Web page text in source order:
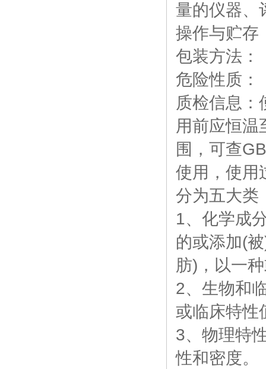
量的仪器、
操作与贮存
包装方法：
危险性质：
质检信息
用前应恒
围，可查
使用，使用
分为五大类
1、化学成
的或添加(
肪)，以一
2、生物和
或临床特性
3、物理特
性和密度。